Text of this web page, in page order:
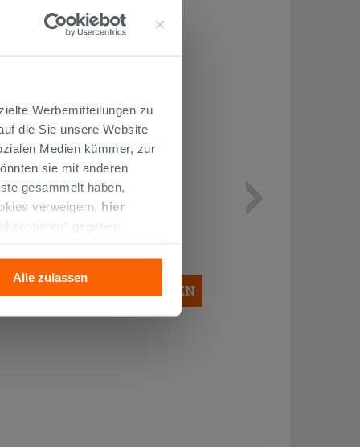
Werbemitteilungen zu
die Sie unsere Website
Medien kümmer, zur
sie mit anderen
gesammelt haben,
verweigern, hier
gegeben
Alle zulassen
SCHALLSCHUTZ OTVAL FÜR
WANDBUNDIGE SANITÄRE
8,50 € /STK.
IN DEN WARENKORB LEGEN